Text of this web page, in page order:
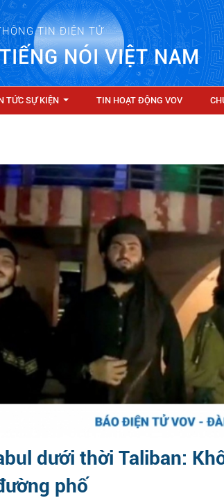
TIN ĐIỆN TỬ
NÓI VIỆT NAM
TỨC SỰ KIỆN TIN HOẠT ĐỘNG VOV
dưới thời Taliban:
phố